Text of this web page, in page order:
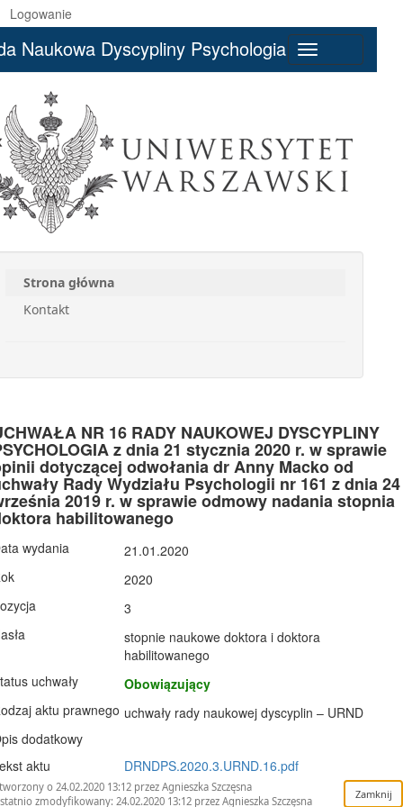
Logowanie
navigation
Naukowa Dyscypliny Psychologia
Strona główna
Kontakt
NR 16 RADY NAUKOWEJ DYSCYPLINY
z dnia 21 stycznia 2020 r. w sprawie
dotyczącej odwołania dr Anny Macko od
Rady Wydziału Psychologii nr 161 z dnia 24
2019 r. w sprawie odmowy nadania stopnia
habilitowanego
wydania
21.01.2020
2020
3
stopnie naukowe doktora i doktora
habilitowanego
uchwały
Obowiązujący
aktu prawnego uchwały rady naukowej dyscyplin – URND
dodatkowy
aktu
DRNDPS.2020.3.URND.16.pdf
o 24.02.2020 13:12 przez Agnieszka Szczęsna
zmodyfikowany: 24.02.2020 13:12 przez Agnieszka Szczęsna